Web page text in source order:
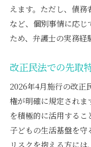
えます。ただし、債
など、個別事情に応じ
ため、弁護士の実務経
改正民法での先取
2026年4月施行の改正
権が明確に規定されま
を積極的に活用するこ
子どもの生活基盤を
リスクを抱える方に